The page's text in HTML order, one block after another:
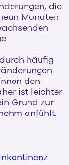
die
Monaten
häufig
den
ist leichter
Grund zur
anfühlt.